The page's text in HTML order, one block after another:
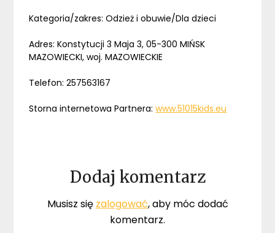
Kategoria/zakres: Odzież i obuwie/Dla dzieci
Adres: Konstytucji 3 Maja 3, 05-300 MIŃSK
MAZOWIECKI, woj. MAZOWIECKIE
Telefon: 257563167
Storna internetowa Partnera:www.51015kids.eu
Dodaj komentarz
Musisz się zalogować, aby móc dodać
komentarz.